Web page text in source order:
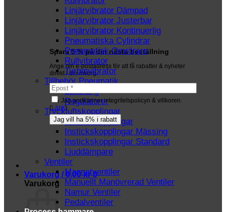
Spara 5 % på din nästa beställning
Ange din e-postadress för att få rabatter & nyheter
direkt i din inkorg.
Jag godkänner integritetspolicyn & villkoren.
(Länk)
Varukorg /0.00kr 0
Varukorg
Linjärvibrator Dämpad
Linjärvibrator Justerbar
Linjärvibrator Kontinuerlig
Pneumatiska Cylindrar
Pneumatisk Omrörare
Rullvibrator
Turbinvibrator
Tillbehör Pneumatik
Luftslang
Regulatorer
Tryckluftskopplingar
Instickskopplingar
Instickskopplingar Mässing
Instickskopplingar Standard
Ljuddämpare
Ventiler
Magnetventiler
Manuellt Manövrerad Ventiler
Namur Ventiler
Pedalventiler